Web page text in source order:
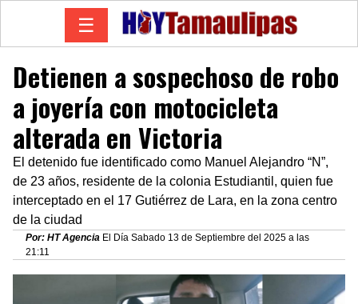
☰
Detienen a sospechoso de robo
a joyería con motocicleta
alterada en Victoria
El detenido fue identificado como Manuel Alejandro “N”,
de 23 años, residente de la colonia Estudiantil, quien fue
interceptado en el 17 Gutiérrez de Lara, en la zona centro
de la ciudad
Por: HT Agencia El Día Sabado 13 de Septiembre del 2025 a las
21:11